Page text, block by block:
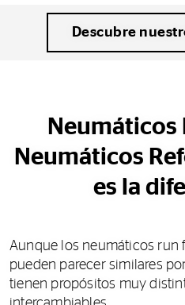
Descubre
Neumáticos
Neumáticos
es la
Aunque los neumáticos run
pueden parecer similares
tienen propósitos muy